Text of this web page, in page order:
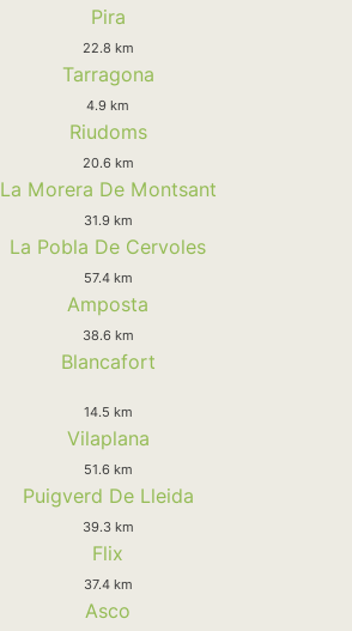
Pira
22.8 km
Tarragona
4.9 km
Riudoms
20.6 km
La Morera De Montsant
31.9 km
La Pobla De Cervoles
57.4 km
Amposta
38.6 km
Blancafort
14.5 km
Vilaplana
51.6 km
Puigverd De Lleida
39.3 km
Flix
37.4 km
Asco